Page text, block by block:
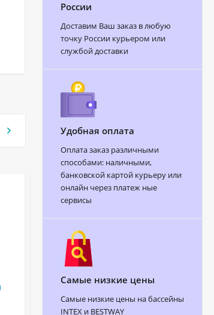
АРТИКУЛ: 28006
России
Доставим Ваш заказ в любую
точку России курьером или
службой доставки
Удобная оплата
Оплата заказ различными
способами: наличными,
банковской картой курьеру или
онлайн через платеж ные
сервисы
Самые низкие цены
Самые низкие цены на бассейны
INTEX и BESTWAY